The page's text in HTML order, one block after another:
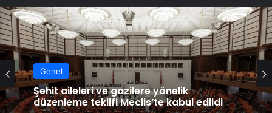
Genel
Şehit aileleri ve gazilere yönelik
düzenleme teklifi Meclis’te kabul edildi